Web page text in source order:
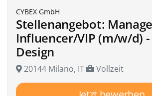
CYBEX GmbH
Stellenangebot:
Influencer/VIP (m/w/d)
Design
20144 Milano, IT Vollzeit